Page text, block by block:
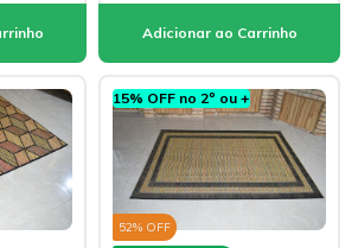
15% OFF no 2º ou +
52% OFF